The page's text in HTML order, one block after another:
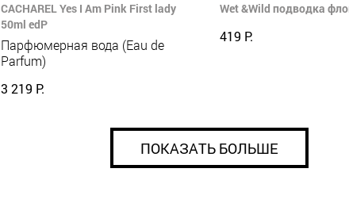
CACHAREL Yes I Am Pink First lady
50ml edP
Парфюмерная вода (Eau de
Parfum)
3 219 Р.
Wet &Wild подводка
419 Р.
ПОКАЗАТЬ БОЛЬШЕ